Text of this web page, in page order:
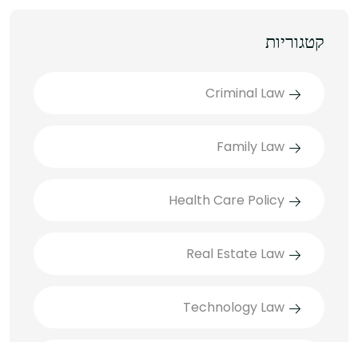
קטגוריות
Criminal Law
Family Law
Health Care Policy
Real Estate Law
Technology Law